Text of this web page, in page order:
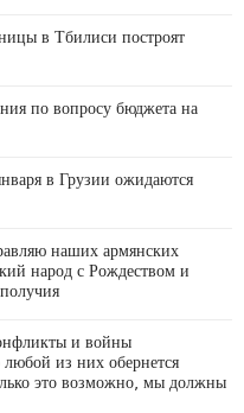
в Тбилиси построят
по вопросу бюджета на
в Грузии ожидаются
наших армянских
народ с Рождеством и
и войны
из них обернется
это возможно, мы должны